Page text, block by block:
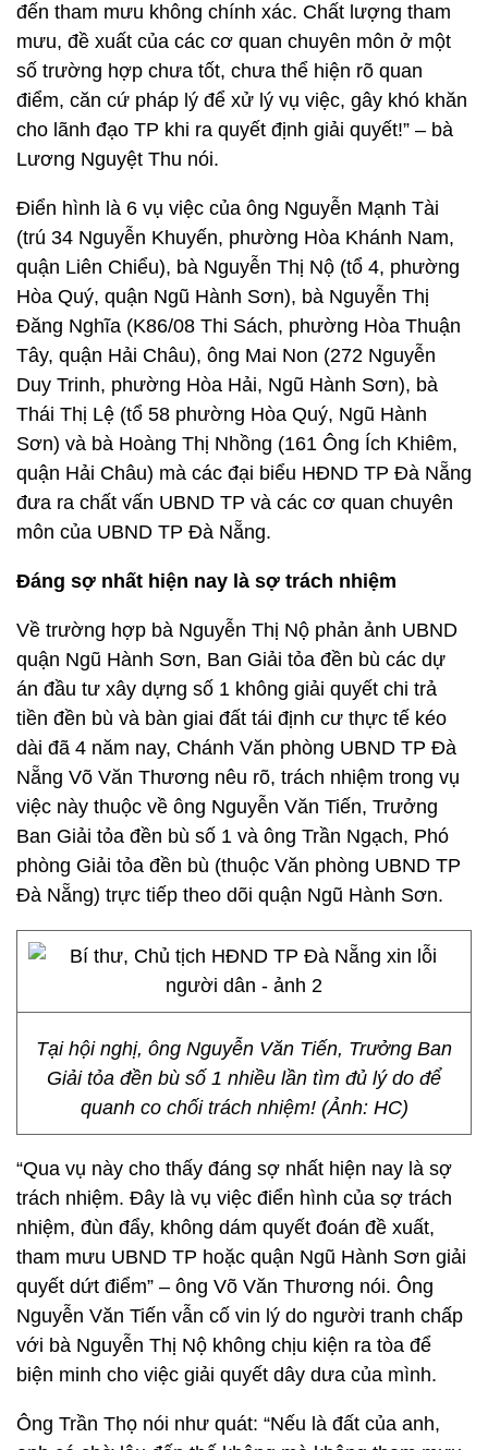
đến tham mưu không chính xác. Chất lượng tham
mưu, đề xuất của các cơ quan chuyên môn ở một
số trường hợp chưa tốt, chưa thể hiện rõ quan
điểm, căn cứ pháp lý để xử lý vụ việc, gây khó khăn
cho lãnh đạo TP khi ra quyết định giải quyết!” – bà
Lương Nguyệt Thu nói.
Điển hình là 6 vụ việc của ông Nguyễn Mạnh Tài
(trú 34 Nguyễn Khuyến, phường Hòa Khánh Nam,
quận Liên Chiểu), bà Nguyễn Thị Nộ (tổ 4, phường
Hòa Quý, quận Ngũ Hành Sơn), bà Nguyễn Thị
Đăng Nghĩa (K86/08 Thi Sách, phường Hòa Thuận
Tây, quận Hải Châu), ông Mai Non (272 Nguyễn
Duy Trinh, phường Hòa Hải, Ngũ Hành Sơn), bà
Thái Thị Lệ (tổ 58 phường Hòa Quý, Ngũ Hành
Sơn) và bà Hoàng Thị Nhồng (161 Ông Ích Khiêm,
quận Hải Châu) mà các đại biểu HĐND TP Đà Nẵng
đưa ra chất vấn UBND TP và các cơ quan chuyên
môn của UBND TP Đà Nẵng.
Đáng sợ nhất hiện nay là sợ trách nhiệm
Về trường hợp bà Nguyễn Thị Nộ phản ảnh UBND
quận Ngũ Hành Sơn, Ban Giải tỏa đền bù các dự
án đầu tư xây dựng số 1 không giải quyết chi trả
tiền đền bù và bàn giai đất tái định cư thực tế kéo
dài đã 4 năm nay, Chánh Văn phòng UBND TP Đà
Nẵng Võ Văn Thương nêu rõ, trách nhiệm trong vụ
việc này thuộc về ông Nguyễn Văn Tiến, Trưởng
Ban Giải tỏa đền bù số 1 và ông Trần Ngạch, Phó
phòng Giải tỏa đền bù (thuộc Văn phòng UBND TP
Đà Nẵng) trực tiếp theo dõi quận Ngũ Hành Sơn.
Tại hội nghị, ông Nguyễn Văn Tiến, Trưởng Ban
Giải tỏa đền bù số 1 nhiều lần tìm đủ lý do để
quanh co chối trách nhiệm! (Ảnh: HC)
“Qua vụ này cho thấy đáng sợ nhất hiện nay là sợ
trách nhiệm. Đây là vụ việc điển hình của sợ trách
nhiệm, đùn đẩy, không dám quyết đoán đề xuất,
tham mưu UBND TP hoặc quận Ngũ Hành Sơn giải
quyết dứt điểm” – ông Võ Văn Thương nói. Ông
Nguyễn Văn Tiến vẫn cố vin lý do người tranh chấp
với bà Nguyễn Thị Nộ không chịu kiện ra tòa để
biện minh cho việc giải quyết dây dưa của mình.
Ông Trần Thọ nói như quát: “Nếu là đất của anh,